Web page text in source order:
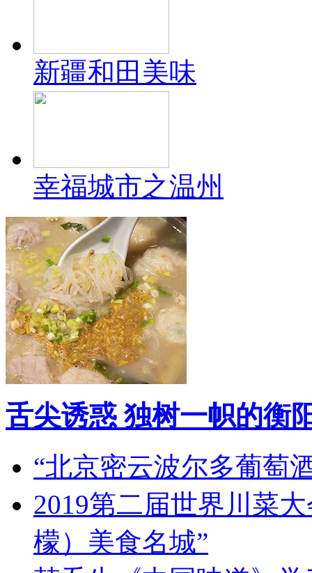
新疆和田美味
幸福城市之温州
舌尖诱惑 独树一帜的衡
“北京密云波尔多葡萄
2019第二届世界川菜
檬）美食名城”